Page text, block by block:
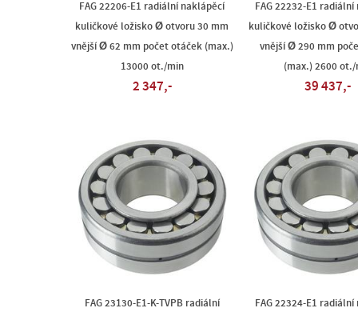
FAG 22206-E1 radiální naklápěcí
kuličkové ložisko Ø otvoru 30 mm
vnější Ø 62 mm počet otáček (max.)
13000 ot./min
2 347,-
FAG 22232-E1
kuličkové ložisko Ø
vnější Ø 290 mm
(max.) 2600 ot./
39 437,-
FAG 23130-E1-K-TVPB radiální
FAG 22324-E1